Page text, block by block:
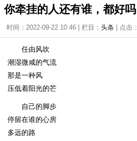
你牵挂的人还有谁，都好吗
时间：2022-09-22 10:46 | 栏目： 头条 | 点击：
任由风吹
潮湿微咸的气流
那是一种风
压低着阳光的芒
自己的脚步
停留在谁的心房
多远的路